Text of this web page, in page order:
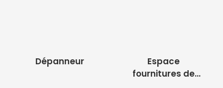
Dépanneur
Espace
fournitures de